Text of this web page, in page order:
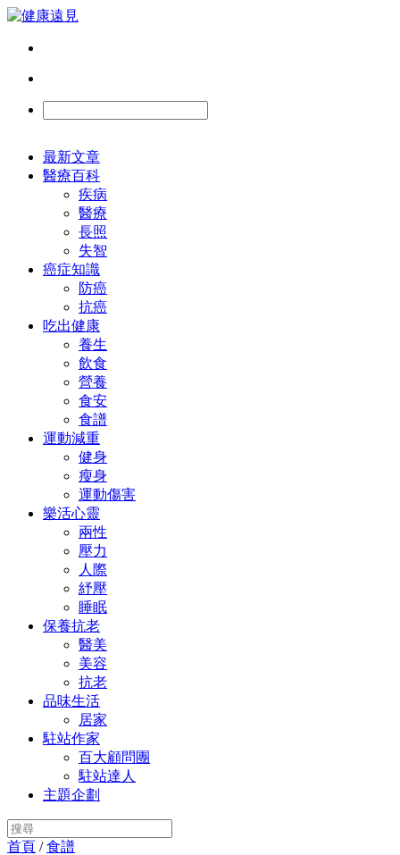
最新文章
醫療百科
疾病
醫療
長照
失智
癌症知識
防癌
抗癌
吃出健康
養生
飲食
營養
食安
食譜
運動減重
健身
瘦身
運動傷害
樂活心靈
兩性
壓力
人際
紓壓
睡眠
保養抗老
醫美
美容
抗老
品味生活
居家
駐站作家
百大顧問團
駐站達人
主題企劃
首頁 /食譜